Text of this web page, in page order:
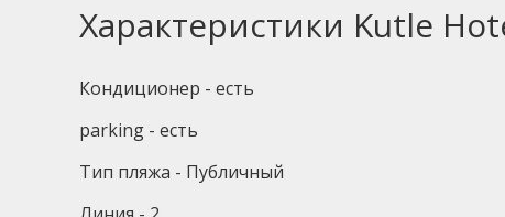
Характеристики Kutle
Кондиционер - есть
parking - есть
Тип пляжа - Публичный